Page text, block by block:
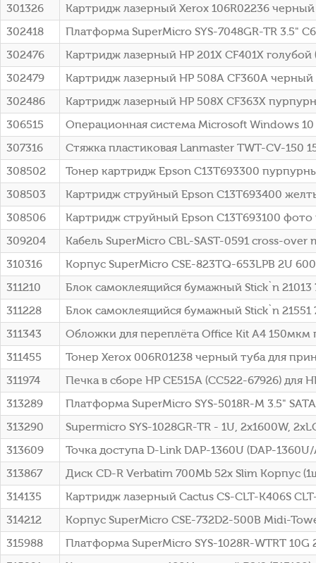
301326
Картридж лазерный Xerox 106R02236
302418
Платформа SuperMicro SYS-7048GR-TR 3.5"
302476
Картридж лазерный HP 201X CF401X
302479
Картридж лазерный HP 508A CF360A черный
302486
Картридж лазерный HP 508X CF363X
306515
Операционная система Microsoft Windows 10
307316
Стяжка пластиковая Lanmaster TWT-CV-
308502
Тонер картридж Epson C13T693300
308503
Картридж струйный Epson C13T693400
308506
Картридж струйный Epson C13T693100
309204
Кабель SuperMicro CBL-SAST-0591 cross-over
310316
Корпус SuperMicro CSE-823TQ-653LPB 2U
311210
Блок самоклеящийся бумажный Stick`n 21013
311228
Блок самоклеящийся бумажный Stick`n
311343
Обложки для переплёта Office Kit A4 150мкм
311455
Тонер Xerox 006R01238 черный туба для
311974
Печка в сборе HP CE515A (CC522-67926) для
313289
Платформа SuperMicro SYS-5018R-M 3.5" SATA
313290
Supermicro SYS-1028GR-TR - 1U, 2x1600W,
313609
Точка доступа D-Link DAP-1360U (DAP-
313867
Диск CD-R Verbatim 700Mb 52x Slim Корпус
314135
Картридж лазерный Cactus CS-CLT-K406S
314212
Корпус SuperMicro CSE-732D2-500B Midi-
315988
Платформа SuperMicro SYS-1028R-WTRT 10G